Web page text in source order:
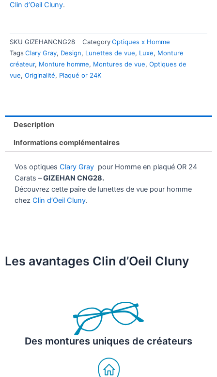
Clin d’Oeil Cluny.
SKU GIZEHANCNG28 CategoryOptiques x Homme
Tags Clary Gray, Design, Lunettes de vue, Luxe, Monture
créateur, Monture homme, Montures de vue, Optiques de
vue, Originalité, Plaqué or 24K
Description
Informations complémentaires
Vos optiques Clary Gray pour Homme en plaqué OR 24
Carats –GIZEHAN CNG28.
Découvrez cette paire de lunettes de vue pour homme
chez Clin d’Oeil Cluny.
Les avantages Clin d’Oeil Cluny
Des montures uniques de créateurs